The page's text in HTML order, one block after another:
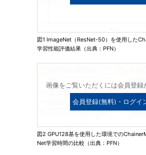
図1 ImageNet（ResNet-50）を使用した
学習性能評価結果（出典：PFN）
画像をご覧いただくには会員登録
会員登録(無料)・ログイ
図2 GPU128基を使用した環境での
Net学習時間の比較（出典：PFN）